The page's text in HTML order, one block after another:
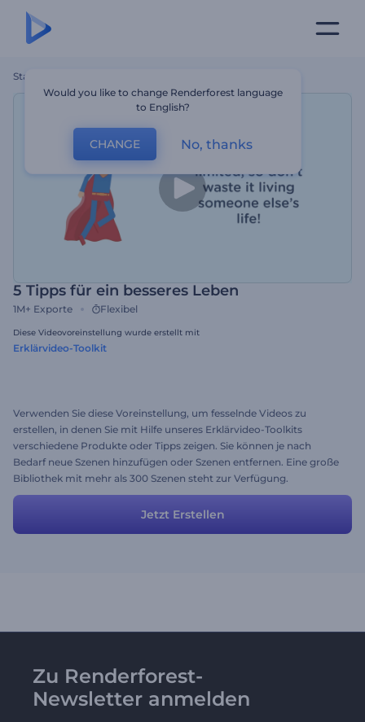
Startseite
5 Tipps für ein besseres Leben
1M+ Exporte Flexibel
Diese Videovoreinstellung wurde erstellt mit
Erklärvideo-Toolkit
Verwenden Sie diese Voreinstellung, um fesselnde Videos zu
erstellen, in denen Sie mit Hilfe unseres Erklärvideo-Toolkits
verschiedene Produkte oder Tipps zeigen. Sie können je nach
Bedarf neue Szenen hinzufügen oder Szenen entfernen. Eine große
Bibliothek mit mehr als 300 Szenen steht zur Verfügung.
Jetzt Erstellen
Zu Renderforest-
Newsletter anmelden
Would you like to change Renderforest language
to English?
CHANGE No, thanks